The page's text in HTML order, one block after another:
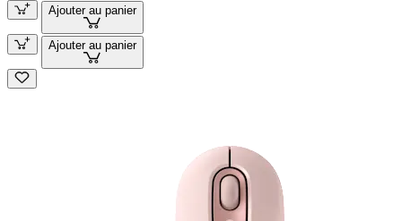
Ajouter au panier
Ajouter au panier